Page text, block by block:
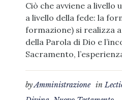
Ciò che avviene a livello
a livello della fede: la
formazione) si realizza
della Parola di Dio e
Sacramento,
byAmministrazione in